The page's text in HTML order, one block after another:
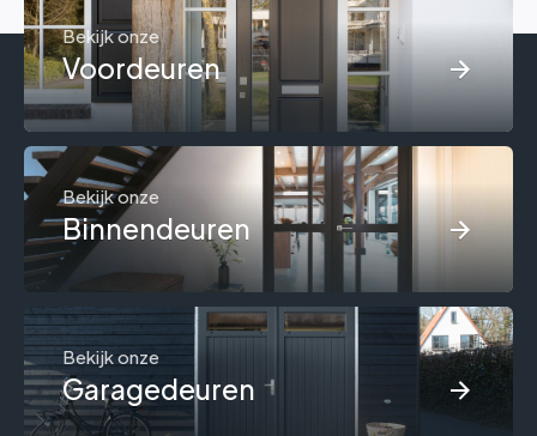
Bekijk onze
Voordeuren
Bekijk onze
Binnendeuren
Bekijk onze
Garagedeuren